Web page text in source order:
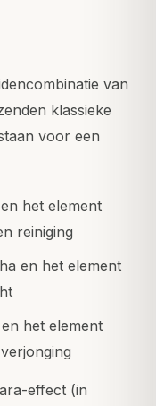
van
klassieke
voor een
het element
reiniging
en het element
het element
effect (in